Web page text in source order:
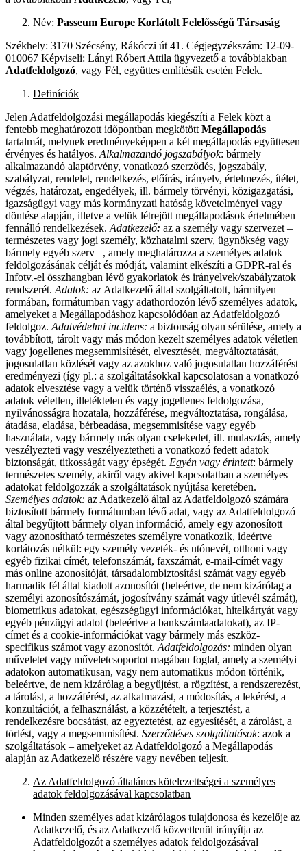
Név: Passeum Europe Korlátolt Felelősségű Társaság
Székhely: 3170 Szécsény, Rákóczi út 41. Cégjegyzékszám: 12-09-
010067 Képviseli: Lányi Róbert Attila ügyvezető a továbbiakban
Adatfeldolgozó, vagy Fél, együttes említésük esetén Felek.
Definíciók
Jelen Adatfeldolgozási megállapodás kiegészíti a Felek közt a
fentebb meghatározott időpontban megkötött Megállapodás
tartalmát, melynek eredményeképpen a két megállapodás együttesen
érvényes és hatályos. Alkalmazandó jogszabályok: bármely
alkalmazandó alaptörvény, vonatkozó szerződés, jogszabály,
szabályzat, rendelet, rendelkezés, előírás, irányelv, értelmezés, ítélet,
végzés, határozat, engedélyek, ill. bármely törvényi, közigazgatási,
igazságügyi vagy más kormányzati hatóság követelményei vagy
döntése alapján, illetve a velük létrejött megállapodások értelmében
fennálló rendelkezések. Adatkezelő: az a személy vagy szervezet –
természetes vagy jogi személy, közhatalmi szerv, ügynökség vagy
bármely egyéb szerv –, amely meghatározza a személyes adatok
feldolgozásának célját és módját, valamint elkészíti a GDPR-ral és
Infotv.-el összhangban lévő gyakorlatok és irányelvek/szabályzatok
rendszerét. Adatok: az Adatkezelő által szolgáltatott, bármilyen
formában, formátumban vagy adathordozón lévő személyes adatok,
amelyeket a Megállapodáshoz kapcsolódóan az Adatfeldolgozó
feldolgoz. Adatvédelmi incidens: a biztonság olyan sérülése, amely a
továbbított, tárolt vagy más módon kezelt személyes adatok véletlen
vagy jogellenes megsemmisítését, elvesztését, megváltoztatását,
jogosulatlan közlését vagy az azokhoz való jogosulatlan hozzáférést
eredményezi (így pl.: a szolgáltatásokkal kapcsolatosan a vonatkozó
adatok elvesztése vagy a velük történő visszaélés, a vonatkozó
adatok véletlen, illetéktelen és vagy jogellenes feldolgozása,
nyilvánosságra hozatala, hozzáférése, megváltoztatása, rongálása,
átadása, eladása, bérbeadása, megsemmisítése vagy egyéb
használata, vagy bármely más olyan cselekedet, ill. mulasztás, amely
veszélyezteti vagy veszélyeztetheti a vonatkozó fedett adatok
biztonságát, titkosságát vagy épségét. Egyén vagy érintett: bármely
természetes személy, akiről vagy akivel kapcsolatban a személyes
adatokat feldolgozzák a szolgáltatások nyújtása keretében.
Személyes adatok: az Adatkezelő által az Adatfeldolgozó számára
biztosított bármely formátumban lévő adat, vagy az Adatfeldolgozó
által begyűjtött bármely olyan információ, amely egy azonosított
vagy azonosítható természetes személyre vonatkozik, ideértve
korlátozás nélkül: egy személy vezeték- és utónevét, otthoni vagy
egyéb fizikai címét, telefonszámát, faxszámát, e-mail-címét vagy
más online azonosítóját, társadalombiztosítási számát vagy egyéb
harmadik fél által kiadott azonosítót (beleértve, de nem kizárólag a
személyi azonosítószámát, jogosítvány számát vagy útlevél számát),
biometrikus adatokat, egészségügyi információkat, hitelkártyát vagy
egyéb pénzügyi adatot (beleértve a bankszámlaadatokat), az IP-
címet és a cookie-információkat vagy bármely más eszköz-
specifikus számot vagy azonosítót. Adatfeldolgozás: minden olyan
műveletet vagy műveletcsoportot magában foglal, amely a személyi
adatokon automatikusan, vagy nem automatikus módon történik,
beleértve, de nem kizárólag a begyűjtést, a rögzítést, a rendszerezést,
a tárolást, a hozzáférést, az alkalmazást, a módosítás, a lekérést, a
konzultációt, a felhasználást, a közzétételt, a terjesztést, a
rendelkezésre bocsátást, az egyeztetést, az egyesítését, a zárolást, a
törlést, vagy a megsemmisítést. Szerződéses szolgáltatások: azok a
szolgáltatások – amelyeket az Adatfeldolgozó a Megállapodás
alapján az Adatkezelő részére vagy nevében teljesít.
Az Adatfeldolgozó általános kötelezettségei a személyes
adatok feldolgozásával kapcsolatban
Minden személyes adat kizárólagos tulajdonosa és kezelője az
Adatkezelő, és az Adatkezelő közvetlenül irányítja az
Adatfeldolgozót a személyes adatok feldolgozásával